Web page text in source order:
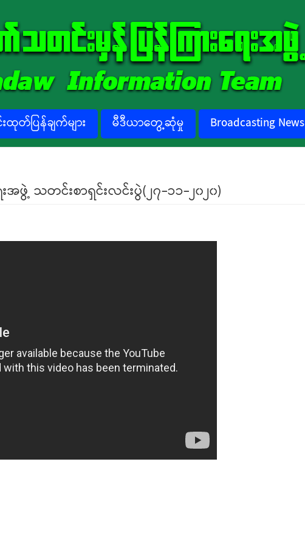
တ်ပြန်ချက်များ မီဒီယာတွေ့ဆုံမှု Broadcasting News
အဖွဲ့ သတင်းစာရှင်းလင်းပွဲ(၂၇-၁၁-၂၀၂၀)